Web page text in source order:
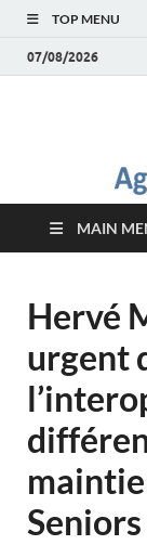
TOP MENU
07/08/2026
des
MAIN
Hervé
urgent
Seniors